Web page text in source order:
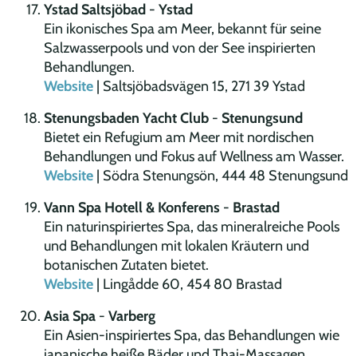
Ystad Saltsjöbad - Ystad
Ein ikonisches Spa am Meer, bekannt für seine
Salzwasserpools und von der See inspirierten
Behandlungen.
Website | Saltsjöbadsvägen 15, 271 39 Ystad
Stenungsbaden Yacht Club - Stenungsund
Bietet ein Refugium am Meer mit nordischen
Behandlungen und Fokus auf Wellness am Wasser.
Website | Södra Stenungsön, 444 48 Stenungsund
Vann Spa Hotell & Konferens - Brastad
Ein naturinspiriertes Spa, das mineralreiche Pools
und Behandlungen mit lokalen Kräutern und
botanischen Zutaten bietet.
Website | Lingådde 60, 454 80 Brastad
Asia Spa - Varberg
Ein Asien-inspiriertes Spa, das Behandlungen wie